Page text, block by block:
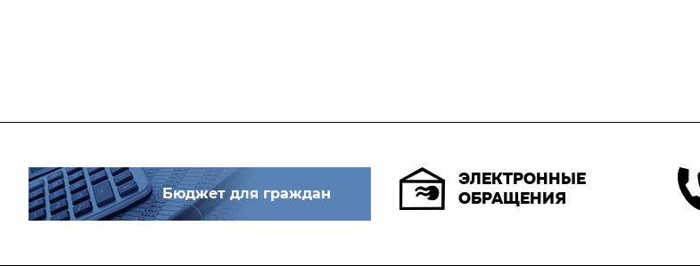
Бюджет для граждан
ЭЛЕКТРОННЫЕ
ОБРАЩЕНИЯ